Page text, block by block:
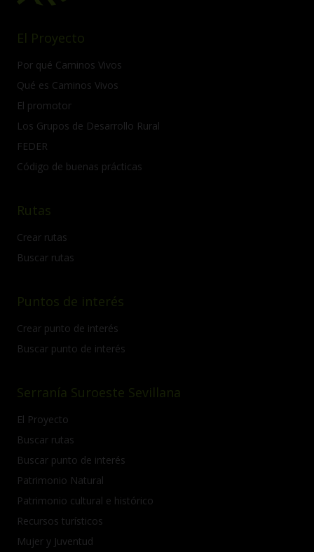
El Proyecto
Por qué Caminos Vivos
Qué es Caminos Vivos
El promotor
Los Grupos de Desarrollo Rural
FEDER
Código de buenas prácticas
Rutas
Crear rutas
Buscar rutas
Puntos de interés
Crear punto de interés
Buscar punto de interés
Serranía Suroeste Sevillana
El Proyecto
Buscar rutas
Buscar punto de interés
Patrimonio Natural
Patrimonio cultural e histórico
Recursos turísticos
Mujer y Juventud